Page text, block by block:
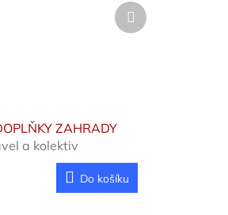
ZAHRADY
a kolektiv
Do košíku
Další
produkt